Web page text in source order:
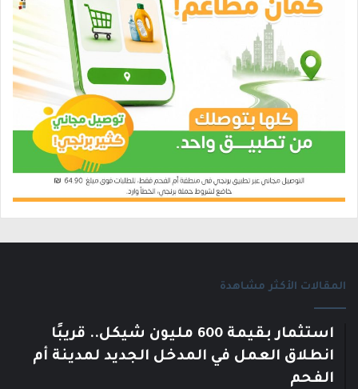
المقالات الأكثر مشاهدة
استثمار بقيمة 600 مليون شيكل.. قريبًا
انطلاق العمل في المدخل الجديد لمدينة أم
الفحم